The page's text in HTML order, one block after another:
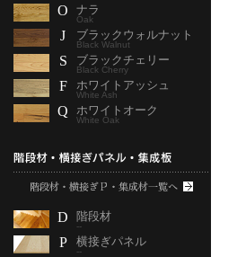
O ナラ
Oak
J ブラックウォルナット
Black Walnut
S ブラックチェリー
Black Cherry
F ホワイトアッシュ
White Ash
Q ホワイトオーク
White Oak
D 階段材
--
P 横接ぎパネル
--